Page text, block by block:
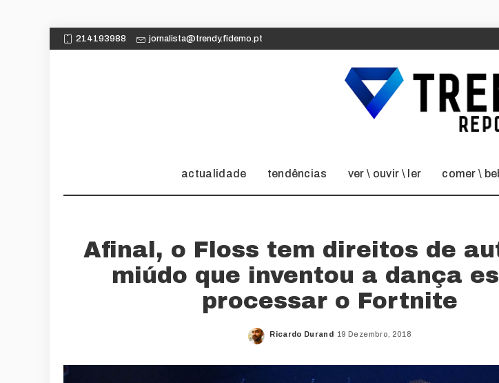
214193988 jornalista@trendy.fidemo.pt
actualidade tendências ver \ ouvir \ ler comer \
Afinal, o Floss tem direitos de
miúdo que inventou a dança
processar o Fortnite
Posted
Ricardo Durand 19 Dezembro, 2018